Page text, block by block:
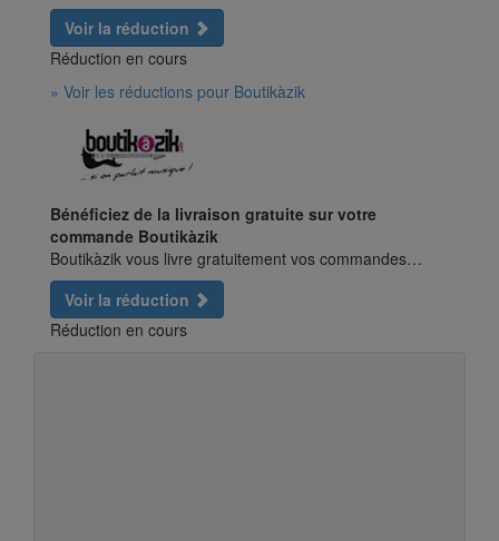
Voir la réduction
Réduction en cours
» Voir les réductions pour Boutikàzik
Bénéficiez de la livraison gratuite sur votre
commande Boutikàzik
Boutikàzik vous livre gratuitement vos commandes…
Voir la réduction
Réduction en cours